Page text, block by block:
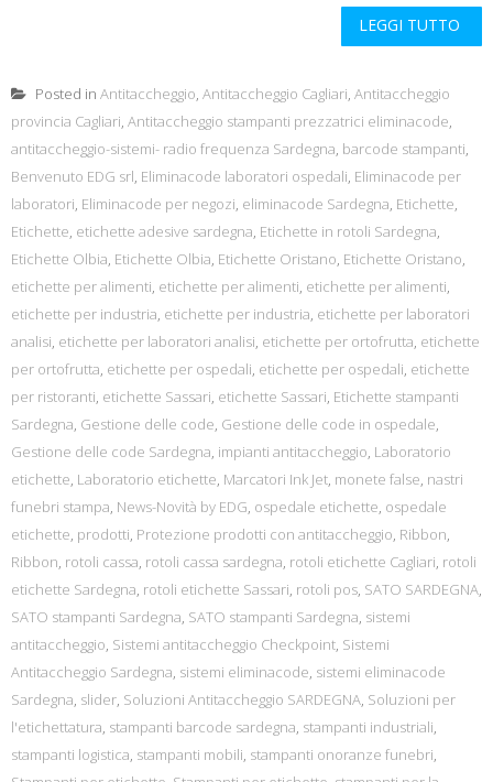
LEGGI TUTTO
Posted in Antitaccheggio, Antitaccheggio Cagliari, Antitaccheggio
provincia Cagliari, Antitaccheggio stampanti prezzatrici eliminacode,
antitaccheggio-sistemi- radio frequenza Sardegna, barcode stampanti,
Benvenuto EDG srl, Eliminacode laboratori ospedali, Eliminacode per
laboratori, Eliminacode per negozi, eliminacode Sardegna, Etichette,
Etichette, etichette adesive sardegna, Etichette in rotoli Sardegna,
Etichette Olbia, Etichette Olbia, Etichette Oristano, Etichette Oristano,
etichette per alimenti, etichette per alimenti, etichette per alimenti,
etichette per industria, etichette per industria, etichette per laboratori
analisi, etichette per laboratori analisi, etichette per ortofrutta, etichette
per ortofrutta, etichette per ospedali, etichette per ospedali, etichette
per ristoranti, etichette Sassari, etichette Sassari, Etichette stampanti
Sardegna, Gestione delle code, Gestione delle code in ospedale,
Gestione delle code Sardegna, impianti antitaccheggio, Laboratorio
etichette, Laboratorio etichette, Marcatori Ink Jet, monete false, nastri
funebri stampa, News-Novità by EDG, ospedale etichette, ospedale
etichette, prodotti, Protezione prodotti con antitaccheggio, Ribbon,
Ribbon, rotoli cassa, rotoli cassa sardegna, rotoli etichette Cagliari, rotoli
etichette Sardegna, rotoli etichette Sassari, rotoli pos, SATO SARDEGNA,
SATO stampanti Sardegna, SATO stampanti Sardegna, sistemi
antitaccheggio, Sistemi antitaccheggio Checkpoint, Sistemi
Antitaccheggio Sardegna, sistemi eliminacode, sistemi eliminacode
Sardegna, slider, Soluzioni Antitaccheggio SARDEGNA, Soluzioni per
l'etichettatura, stampanti barcode sardegna, stampanti industriali,
stampanti logistica, stampanti mobili, stampanti onoranze funebri,